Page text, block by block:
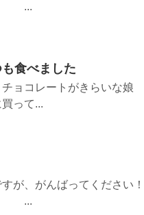
。 ...
食べました
ョコレートがきらいな娘
って...
が、がんばってください！
...